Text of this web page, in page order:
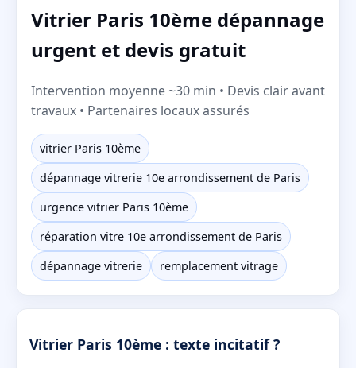
Vitrier Paris 10ème dépannage
urgent et devis gratuit
Intervention moyenne ~30 min • Devis clair avant
travaux • Partenaires locaux assurés
vitrier Paris 10ème
dépannage vitrerie 10e arrondissement de Paris
urgence vitrier Paris 10ème
réparation vitre 10e arrondissement de Paris
dépannage vitrerie
remplacement vitrage
Vitrier Paris 10ème : texte incitatif ?